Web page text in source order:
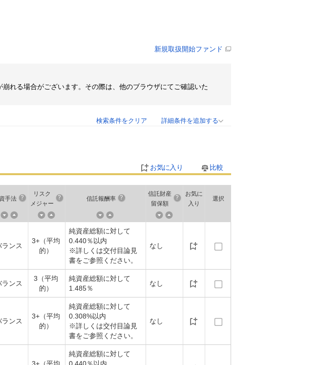
新規取扱開始ファンド
れる場合がございます。その際は、他のブラウザにてご確認いた
検索条件をクリア 詳細条件を追加する
比較
お気に入り
手法
リスク
メジャー
信託報酬率
信託財産
留保額
お気に
入り
選択
ランス
3+（平均
的）
純資産総額に対して
0.440％以内
※詳しくは交付目論見
書をご参照ください。
なし
ランス
3（平均
的）
純資産総額に対して
1.485％
なし
ランス
3+（平均
的）
純資産総額に対して
0.308%以内
※詳しくは交付目論見
書をご参照ください。
なし
純資産総額に対して